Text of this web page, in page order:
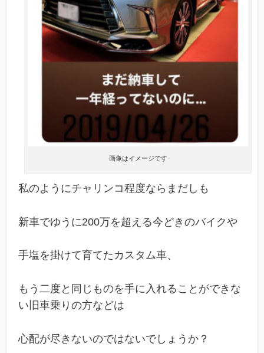
画像はイメージです
私のようにチャリンコ程度ならまだしも
新車でゆうに200万を超える今どきのバイクや
手塩を掛けて育てたカスタム車、
もう二度と同じものを手に入れることができな
い旧車乗りの方などは
心配が尽きないのではないでしょうか？